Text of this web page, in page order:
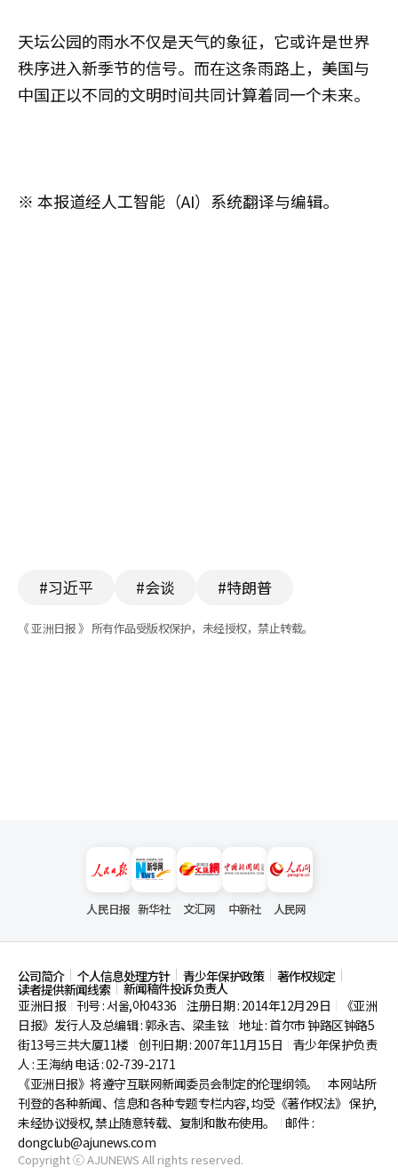
天坛公园的雨水不仅是天气的象征，它或许是世界
秩序进入新季节的信号。而在这条雨路上，美国与
中国正以不同的文明时间共同计算着同一个未来。
※ 本报道经人工智能（AI）系统翻译与编辑。
#习近平 #会谈 #特朗普
《 亚洲日报 》 所有作品受版权保护，未经授权，禁止转载。
人民日报 新华社 文汇网 中新社 人民网
公司简介 个人信息处理方针 青少年保护政策 著作权规定
读者提供新闻线索
新闻稿件投诉负责人
亚洲日报
刊号 : 서울,아04336 注册日期 : 2014年12月29日
《亚洲
日报》发行人及总编辑 : 郭永吉、梁圭铉 地址 : 首尔市钟路区钟路5
街13号三共大厦11楼 创刊日期 : 2007年11月15日
青少年保护负责
人 : 王海纳 电话 : 02-739-2171
《亚洲日报》将遵守互联网新闻委员会制定的伦理纲领。
本网站所
刊登的各种新闻、信息和各种专题专栏内容, 均受《著作权法》 保护,
未经协议授权, 禁止随意转载、复制和散布使用。
邮件 :
dongclub@ajunews.com
Copyright ⓒ AJUNEWS All rights reserved.